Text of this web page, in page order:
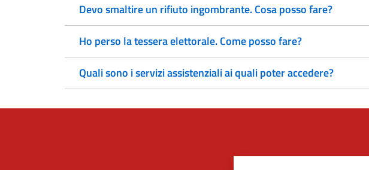
Devo smaltire un rifiuto ingombrante. Cosa posso fare?
Ho perso la tessera elettorale. Come posso fare?
Quali sono i servizi assistenziali ai quali poter accedere?